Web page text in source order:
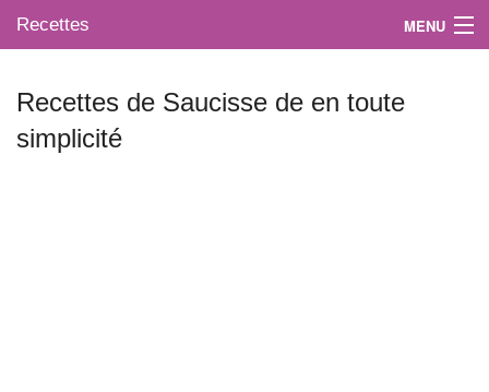
Recettes MENU
Mes blogs préférés
Recettes de Saucisse de en toute
simplicité